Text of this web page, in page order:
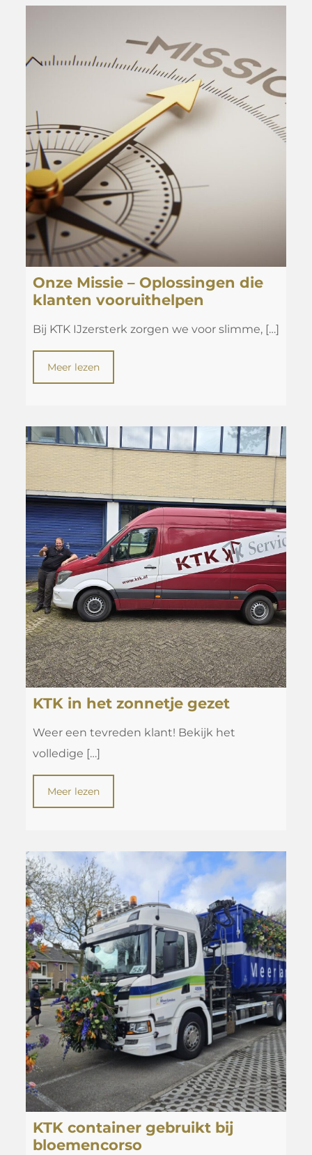
Onze Missie – Oplossingen die
klanten vooruithelpen
Bij KTK IJzersterk zorgen we voor slimme,[…]
Meer lezen
KTK in het zonnetje gezet
Weer een tevreden klant! Bekijk het
volledige […]
Meer lezen
KTK container gebruikt bij
bloemencorso